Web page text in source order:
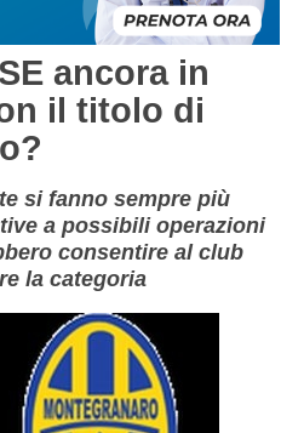
ancora in
il titolo di
si fanno sempre più
a possibili operazioni
consentire al club
la categoria